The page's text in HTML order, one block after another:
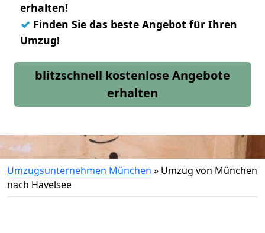
erhalten!
✓ Finden Sie das beste Angebot für Ihren
Umzug!
blitzschnell kostenlose Angebote
erhalten
Umzugsunternehmen München » Umzug von München
nach Havelsee